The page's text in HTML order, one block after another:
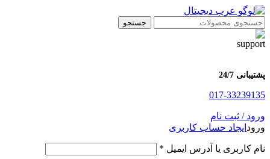
جستجو
پشتیبانی 24/7
017-33239135
ورود / ثبت نام
ورود ایجاد حساب کاربری
نام کاربری یا آدرس ایمیل *